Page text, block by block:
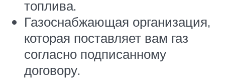
топлива.
Газоснабжающая организация,
которая поставляет вам газ
согласно подписанному
договору.